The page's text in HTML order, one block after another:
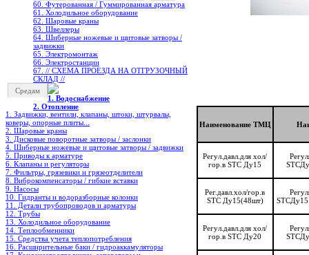
60. Футерованная / Гуммированная арматура
61. Холодильное oборудование
62. Шаровые краны
63. Швеллеры
64. Шиберные ножевые и щитовые затворы /
задвижки
65. Электромонтаж
66. Электростанции
67. // СХЕМА ПРОЕЗДА НА ОТГРУЗОЧНЫЙ
СКЛАД //
Средам
1. Водоснабжение
2. Отопление
1. Задвижки, вентили, клапаны, штоки, штурвалы,
коверы, опорные плиты...
2. Шаровые краны
3. Дисковые поворотные затворы / заслонки
4. Шиберные ножевые и щитовые затворы / задвижки
5. Приводы к арматуре
6. Клапаны и регуляторы
7. Фильтры, грязевики и грязеотделители
8. Виброкомпенсаторы / гибкие вставки
9. Насосы
10. Гидранты и водоразборные колонки
11. Детали трубопроводов и арматуры
12. Трубы
13. Холодильное oборудование
14. Теплообменники
15. Средства учета теплопотребления
16. Расширительные баки / гидроаккамуляторы
Наименование ТМЦ
Регул.давл.для хол/
гор.в STC Ду15
Рег.давл.хол/гор.в
STC Ду15(48шт)
Регул.давл.для хол/
гор.в STC Ду20